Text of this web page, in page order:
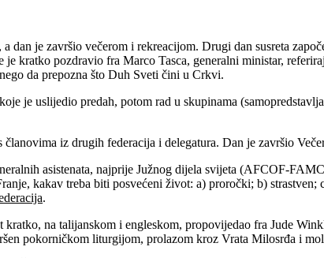
dan je završio večerom i rekreacijom. Drugi dan susreta
kratko pozdravio fra Marco Tasca, generalni ministar,
da prepozna što Duh Sveti čini u Crkvi.
je uslijedio predah, potom rad u skupinama
iz drugih federacija i delegatura. Dan je završio
asistenata, najprije Južnog dijela svijeta (AFCOF-
kakav treba biti posvećeni život: a) proročki; b) strastven;
.
na talijanskom i engleskom, propovijedao fra Jude
pokorničkom liturgijom, prolazom kroz Vrata Milosrđa i